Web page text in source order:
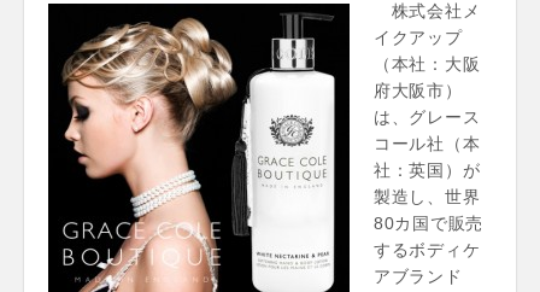
株式会社メ
イクアップ
（本社：大阪
府大阪市）
は、グレース
コール社（本
社：英国）が
製造し、世界
80カ国で販売
するボディケ
アブランド